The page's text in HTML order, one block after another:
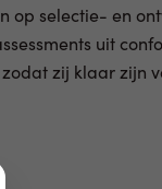
op selectie- en
uit
zij klaar zijn